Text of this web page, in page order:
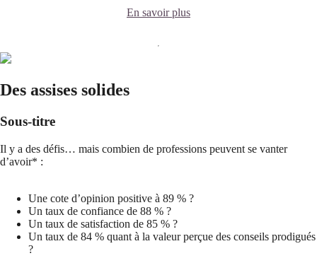
En savoir plus
Des assises solides
Sous-titre
Il y a des défis… mais combien de professions peuvent se vanter
d’avoir* :
Une cote d’opinion positive à 89 % ?
Un taux de confiance de 88 % ?
Un taux de satisfaction de 85 % ?
Un taux de 84 % quant à la valeur perçue des conseils prodigués
?